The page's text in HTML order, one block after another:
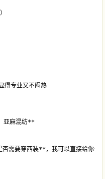
）
得专业又不闷热
亚麻混纺**